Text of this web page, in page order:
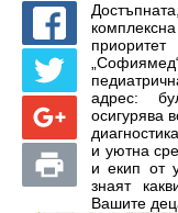
адрес:
осигурява
и уютна
и екип от
знаят
Вашите